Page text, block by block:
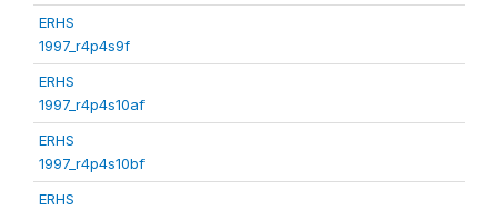
ERHS
1997_r4p4s9f
ERHS
1997_r4p4s10af
ERHS
1997_r4p4s10bf
ERHS